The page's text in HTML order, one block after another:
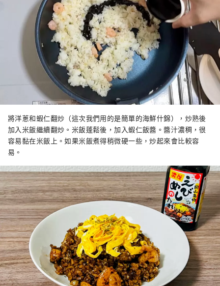
將洋蔥和蝦仁翻炒（這次我們用的是簡單的海鮮什錦），炒熟後
加入米飯繼續翻炒。米飯蓬鬆後，加入蝦仁飯醬。醬汁濃稠，很
容易黏在米飯上。如果米飯煮得稍微硬一些，炒起來會比較容
易。